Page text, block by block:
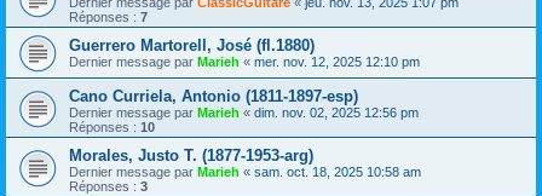
Réponses : 7
Guerrero Martorell, José (fl.1880)
Dernier message par Marieh « mer. nov. 12, 2025 12:10 pm
Cano Curriela, Antonio (1811-1897-esp)
Dernier message par Marieh « dim. nov. 02, 2025 12:56 pm
Réponses : 10
Morales, Justo T. (1877-1953-arg)
Dernier message par Marieh « sam. oct. 18, 2025 10:58 am
Réponses : 3